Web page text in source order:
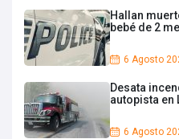
Hallan
bebé de 2
6 Agosto
Desata
autopista en
6 Agosto